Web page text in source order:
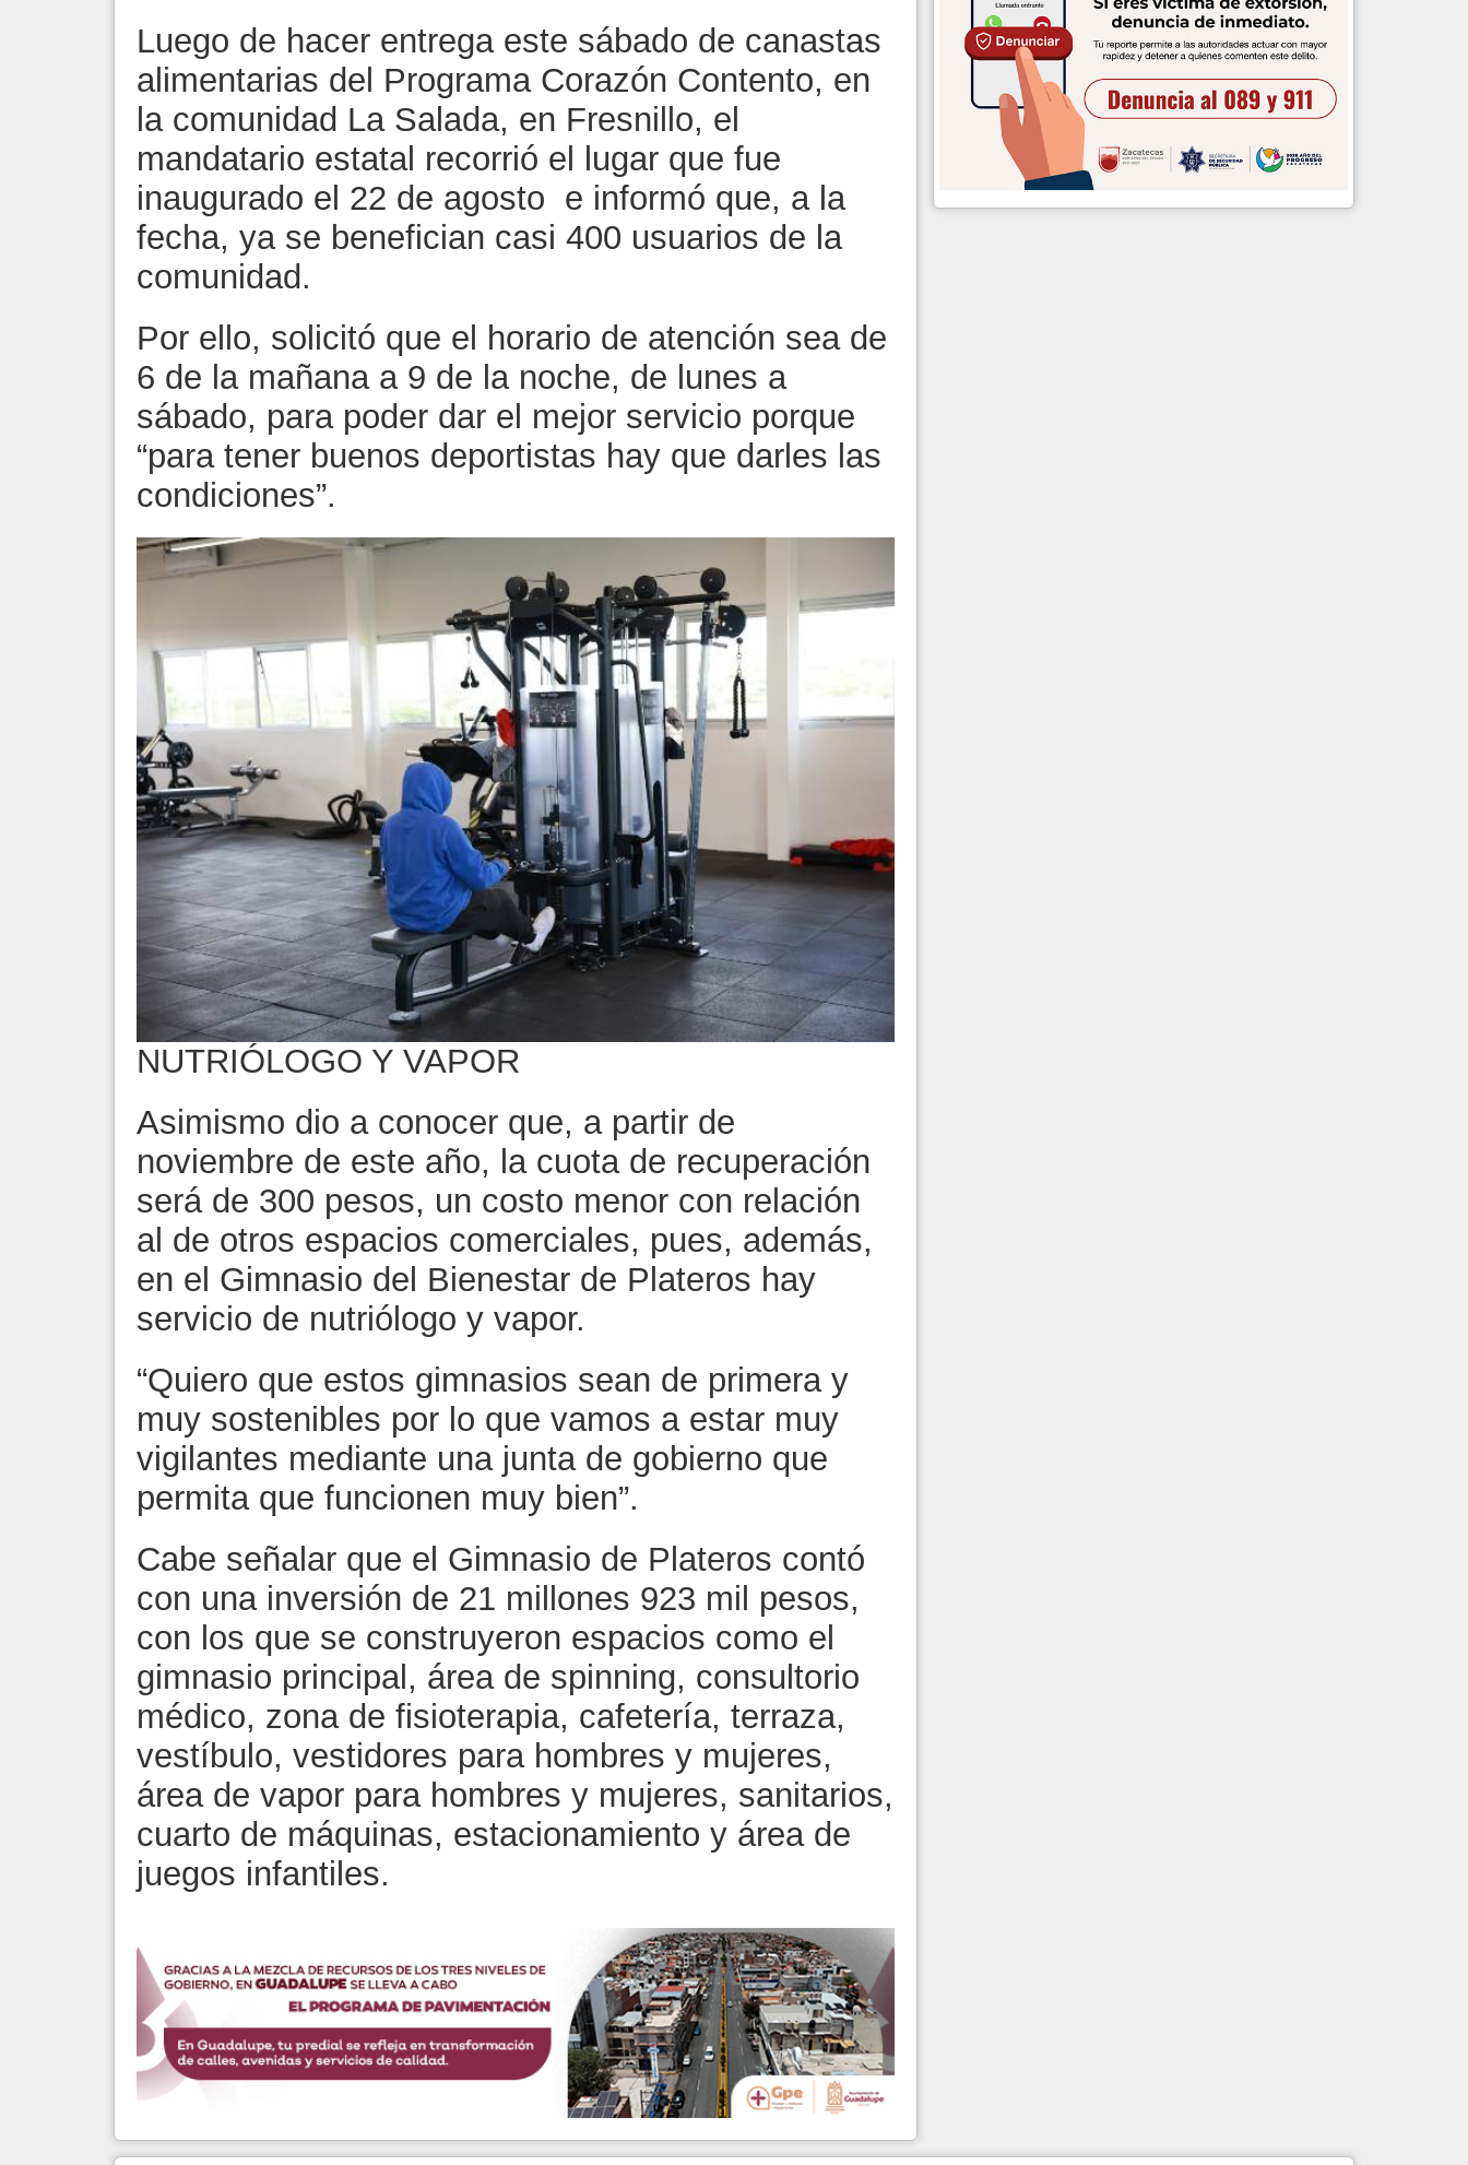
Luego de hacer entrega este sábado de canastas
alimentarias del Programa Corazón Contento, en
la comunidad La Salada, en Fresnillo, el
mandatario estatal recorrió el lugar que fue
inaugurado el 22 de agosto e informó que, a la
fecha, ya se benefician casi 400 usuarios de la
comunidad.
Por ello, solicitó que el horario de atención sea de
6 de la mañana a 9 de la noche, de lunes a
sábado, para poder dar el mejor servicio porque
“para tener buenos deportistas hay que darles las
condiciones”.
NUTRIÓLOGO Y VAPOR
Asimismo dio a conocer que, a partir de
noviembre de este año, la cuota de recuperación
será de 300 pesos, un costo menor con relación
al de otros espacios comerciales, pues, además,
en el Gimnasio del Bienestar de Plateros hay
servicio de nutriólogo y vapor.
“Quiero que estos gimnasios sean de primera y
muy sostenibles por lo que vamos a estar muy
vigilantes mediante una junta de gobierno que
permita que funcionen muy bien”.
Cabe señalar que el Gimnasio de Plateros contó
con una inversión de 21 millones 923 mil pesos,
con los que se construyeron espacios como el
gimnasio principal, área de spinning, consultorio
médico, zona de fisioterapia, cafetería, terraza,
vestíbulo, vestidores para hombres y mujeres,
área de vapor para hombres y mujeres, sanitarios,
cuarto de máquinas, estacionamiento y área de
juegos infantiles.